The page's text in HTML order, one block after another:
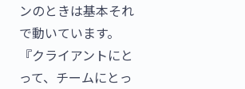
ンのときは基本それ
で動いています。
『クライアントにと
って、チームにとっ